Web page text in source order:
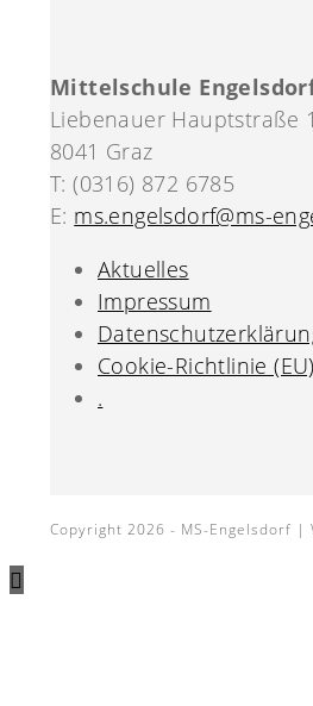
Mittelschule
Liebenauer Hauptstraße
8041 Graz
T: (0316) 872 6785
E: ms.engelsdorf@ms-
Aktuelles
Impressum
Cookie-Richtlinie (EU)
.
Copyright 2026 - MS-Engelsdorf |